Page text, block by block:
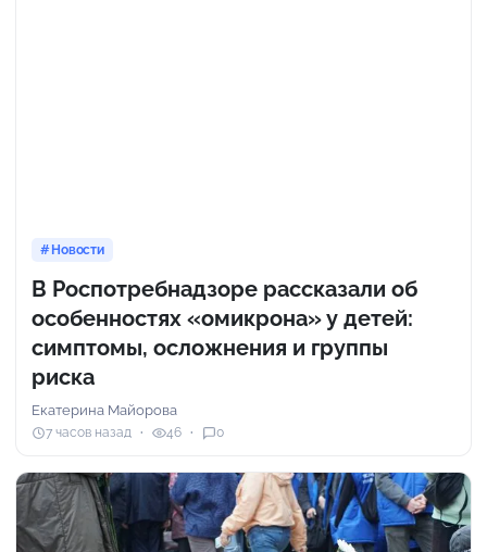
Новости
В Роспотребнадзоре рассказали об
особенностях «омикрона» у детей:
симптомы, осложнения и группы
риска
Екатерина Майорова
7 часов назад 46 0